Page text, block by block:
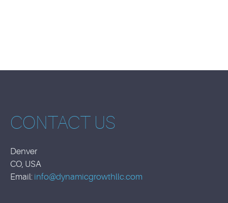
CONTACT US
Denver
CO, USA
Email: info@dynamicgrowthllc.com